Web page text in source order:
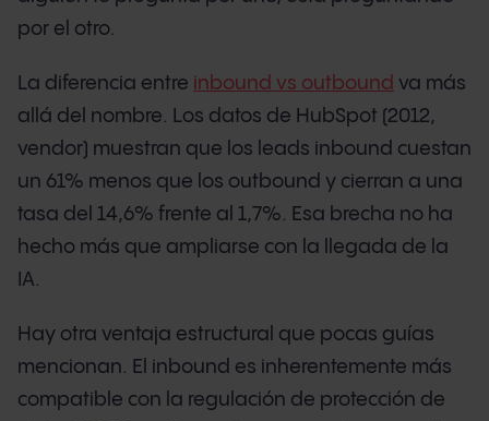
por el otro.
La diferencia entre inbound vs outbound va más
allá del nombre. Los datos de HubSpot (2012,
vendor) muestran que los leads inbound cuestan
un 61% menos que los outbound y cierran a una
tasa del 14,6% frente al 1,7%. Esa brecha no ha
hecho más que ampliarse con la llegada de la
IA.
Hay otra ventaja estructural que pocas guías
mencionan. El inbound es inherentemente más
compatible con la regulación de protección de